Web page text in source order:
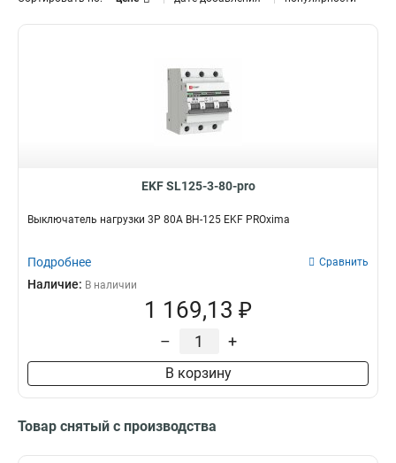
EKF SL125-3-80-pro
Выключатель нагрузки 3P 80А ВН-125 EKF PROxima
Подробнее Сравнить
Наличие: В наличии
1 169,13 ₽
– +
В корзину
Товар снятый с производства